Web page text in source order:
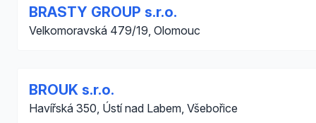
BRASTY GROUP s.r.o.
Velkomoravská 479/19, Olomouc
BROUK s.r.o.
Havířská 350, Ústí nad Labem, Všebořice